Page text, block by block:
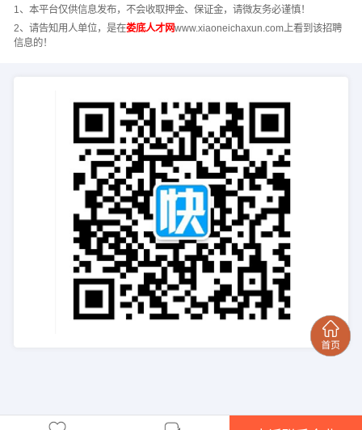
1、本平台仅供信息发布，不会收取押金、保证金，请微友务必谨慎！
2、请告知用人单位，是在娄底人才网www.xiaoneichaxun.com上看到该招聘
信息的！